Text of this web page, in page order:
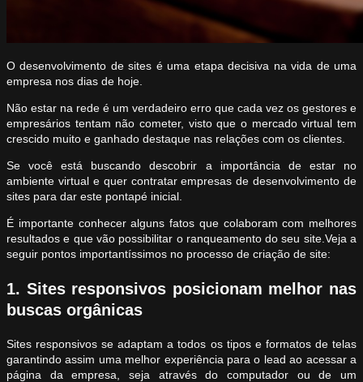
O desenvolvimento de sites é uma etapa decisiva na vida de uma
empresa nos dias de hoje.
Não estar na rede é um verdadeiro erro que cada vez os gestores e
empresários tentam não cometer, visto que o mercado virtual tem
crescido muito e ganhado destaque nas relações com os clientes.
Se você está buscando descobrir a importância de estar no
ambiente virtual e quer contratar empresas de desenvolvimento de
sites para dar este pontapé inicial.
É importante conhecer alguns fatos que colaboram com melhores
resultados e que vão possibilitar o ranqueamento do seu site.Veja a
seguir pontos importantíssimos no processo de criação de site:
1. Sites responsivos posicionam melhor nas
buscas orgânicas
Sites responsivos se adaptam a todos os tipos e formatos de telas
garantindo assim uma melhor experiência para o lead ao acessar a
página da empresa, seja através do computador ou de um